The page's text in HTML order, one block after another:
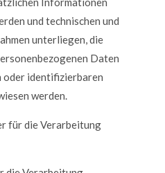
und technischen und
unterliegen, die
Daten
identifizierbaren
werden.
für die Verarbeitung